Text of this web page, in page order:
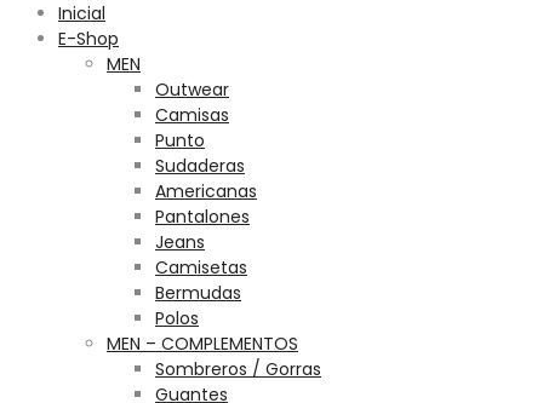
Inicial
E-Shop
MEN
Outwear
Camisas
Punto
Sudaderas
Americanas
Pantalones
Jeans
Camisetas
Bermudas
Polos
MEN – COMPLEMENTOS
Sombreros / Gorras
Guantes